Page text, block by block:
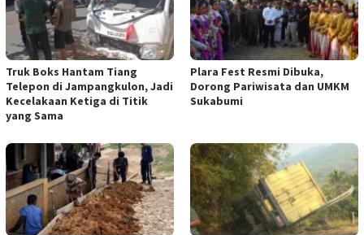
Truk Boks Hantam Tiang
Telepon di Jampangkulon, Jadi
Kecelakaan Ketiga di Titik
yang Sama
Plara Fest Resmi Dibuka,
Dorong Pariwisata dan UMKM
Sukabumi